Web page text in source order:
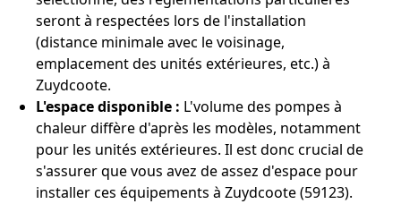
seront à respectées lors de l'installation
(distance minimale avec le voisinage,
emplacement des unités extérieures, etc.) à
Zuydcoote.
L'espace disponible : L'volume des pompes à
chaleur diffère d'après les modèles, notamment
pour les unités extérieures. Il est donc crucial de
s'assurer que vous avez de assez d'espace pour
installer ces équipements à Zuydcoote (59123).